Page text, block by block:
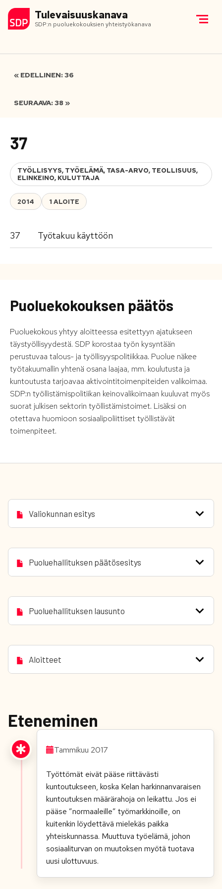
Tulevaisuuskanava
SDP:n puoluekokouksien yhteistyökanava
« EDELLINEN: 36
SEURAAVA: 38 »
37
TYÖLLISYYS, TYÖELÄMÄ, TASA-ARVO, TEOLLISUUS,
ELINKEINO, KULUTTAJA
2014 1 ALOITE
37 Työtakuu käyttöön
Puoluekokouksen päätös
Puoluekokous yhtyy aloitteessa esitettyyn ajatukseen
täystyöllisyydestä. SDP korostaa työn kysyntään
perustuvaa talous- ja työllisyyspolitiikkaa. Puolue näkee
työtakuumallin yhtenä osana laajaa, mm. koulutusta ja
kuntoutusta tarjoavaa aktivointitoimenpiteiden valikoimaa.
SDP:n työllistämispolitiikan keinovalikoimaan kuuluvat myös
suorat julkisen sektorin työllistämistoimet. Lisäksi on
otettava huomioon sosiaalipoliittiset työllistävät
toimenpiteet.
Valiokunnan esitys
Puoluehallituksen päätösesitys
Puoluehallituksen lausunto
Aloitteet
Eteneminen
Tammikuu 2017
Työttömät eivät pääse riittävästi
kuntoutukseen, koska Kelan harkinnanvaraisen
kuntoutuksen määrärahoja on leikattu. Jos ei
pääse ”normaaleille” työmarkkinoille, on
kuitenkin löydettävä mielekäs paikka
yhteiskunnassa. Muuttuva työelämä, johon
sosiaaliturvan on muutoksen myötä tuotava
uusi ulottuvuus.